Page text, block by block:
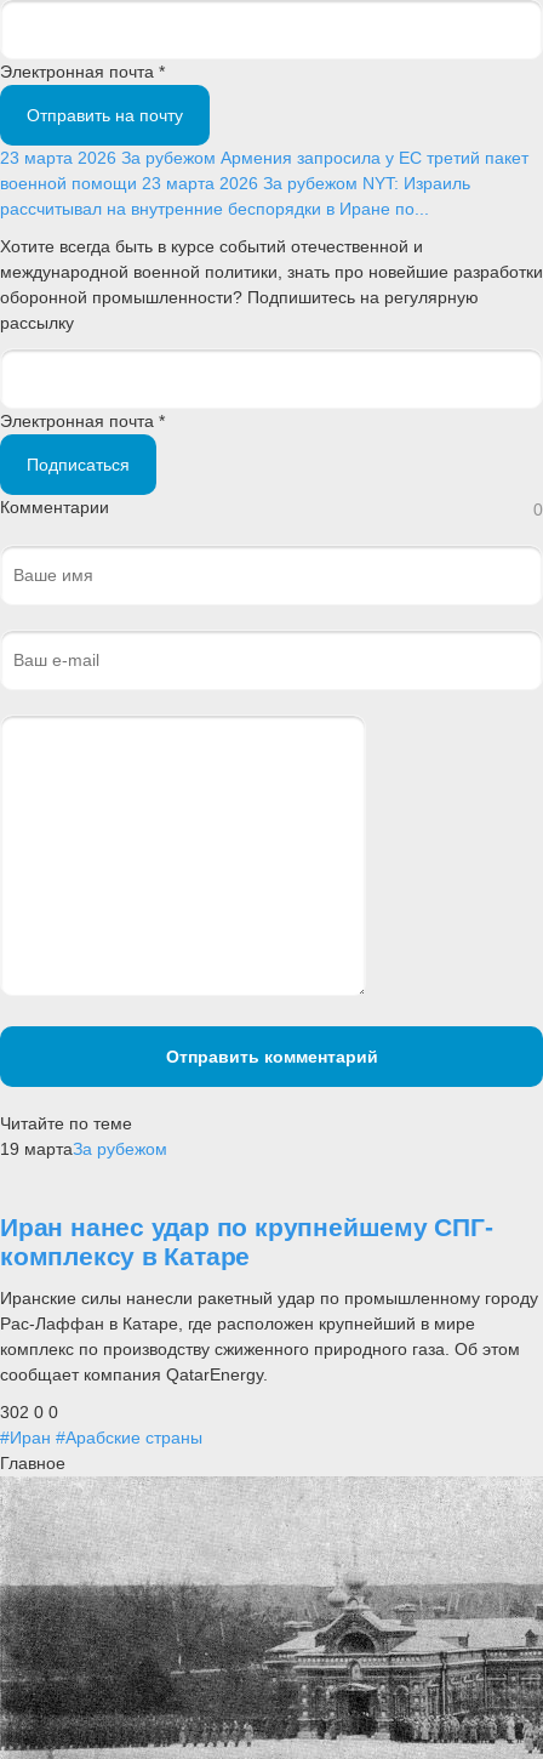
Электронная почта *
Отправить на почту
23 марта 2026 За рубежом Армения запросила у ЕС третий пакет
военной помощи 23 марта 2026 За рубежом NYT: Израиль
рассчитывал на внутренние беспорядки в Иране по...
Хотите всегда быть в курсе событий отечественной и
международной военной политики, знать про новейшие разработки
оборонной промышленности? Подпишитесь на регулярную
рассылку
Электронная почта *
Подписаться
Комментарии 0
Отправить комментарий
Читайте по теме
19 мартаЗа рубежом
Иран нанес удар по крупнейшему СПГ-
комплексу в Катаре
Иранские силы нанесли ракетный удар по промышленному городу
Рас-Лаффан в Катаре, где расположен крупнейший в мире
комплекс по производству сжиженного природного газа. Об этом
сообщает компания QatarEnergy.
302 0 0
#Иран #Арабские страны
Главное